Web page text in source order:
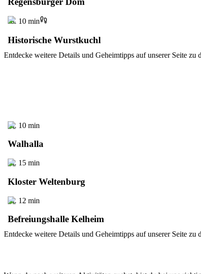
ca. 10 min
Historische Wurstkuchl
Entdecke weitere Details und Geheimtipps auf unserer Seite zu
ca. 10 min
Walhalla
ca. 15 min
Kloster Weltenburg
ca. 12 min
Befreiungshalle Kelheim
Entdecke weitere Details und Geheimtipps auf unserer Seite zu